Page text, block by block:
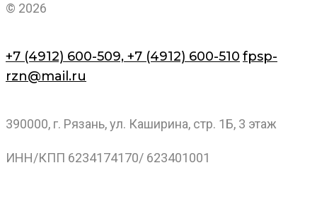
© 2026
+7 (4912) 600-509, +7 (4912) 600-510 fpsp-
rzn@mail.ru
390000, г. Рязань, ул. Каширина, стр. 1Б, 3 этаж
ИНН/КПП 6234174170/ 623401001